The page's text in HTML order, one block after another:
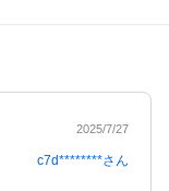
2025/7/27
c7d********さん